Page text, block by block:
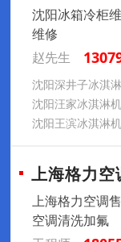
沈阳冰箱冷柜
维修
赵先生
沈阳深井子冰淇
沈阳汪家冰淇淋
沈阳王滨冰淇淋
上海格力空
上海格力空调
空调清洗加氟